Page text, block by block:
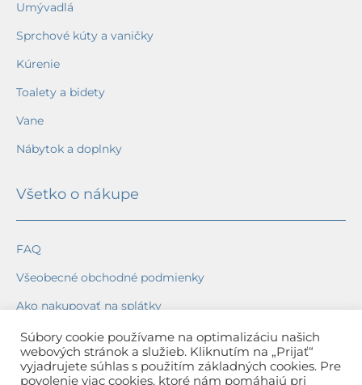
Umývadlá
Sprchové kúty a vaničky
Kúrenie
Toalety a bidety
Vane
Nábytok a doplnky
Všetko o nákupe
FAQ
Všeobecné obchodné podmienky
Ako nakupovať na splátky
Ochrana osobných údajov
Reklamačný poriadok
Súbory cookie používame na optimalizáciu našich
webových stránok a služieb. Kliknutím na „Prijať“
vyjadrujete súhlas s použitím základných cookies. Pre
povolenie viac cookies, ktoré nám pomáhajú pri